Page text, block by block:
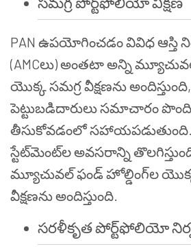
PAN ఉపయోగించడం వివిధ ఆస్తి
(AMCలు) అంతటా అన్ని
యొక్క సమగ్ర వీక్షణను
పెట్టుబడిదారులు సమాచారం
తీసుకోవడంలో
స్టేట్‌మెంట్‌ల అవసరాన్ని
మ్యూచువల్ ఫండ్ హోల్డింగ్‌ల
వీక్షణను అందిస్తుంది.
సరళీకృత పోర్ట్‌ఫోలియో